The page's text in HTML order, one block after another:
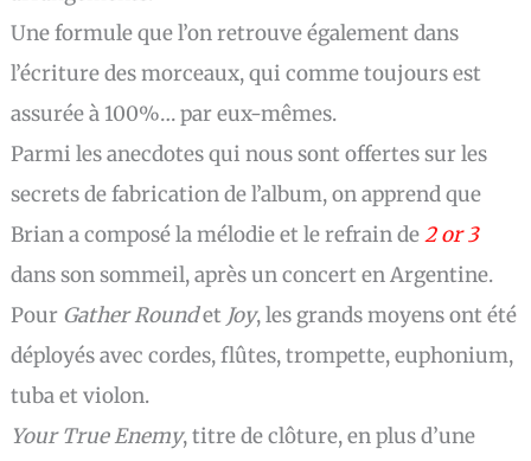
Une formule que l’on retrouve également dans
l’écriture des morceaux, qui comme toujours est
assurée à 100%… par eux-mêmes.
Parmi les anecdotes qui nous sont offertes sur les
secrets de fabrication de l’album, on apprend que
Brian a composé la mélodie et le refrain de2 or 3
dans son sommeil, après un concert en Argentine.
Pour Gather Roundet Joy, les grands moyens ont été
déployés avec cordes, flûtes, trompette, euphonium,
tuba et violon.
Your True Enemy, titre de clôture, en plus d’une